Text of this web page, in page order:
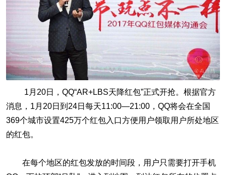
1月20日，QQ“AR+LBS天降红包”正式开抢。根据官方
消息，1月20日到24日每天11:00—21:00，QQ将会在全国
369个城市设置425万个红包入口方便用户领取用户所处地区
的红包。
在每个地区的红包发放的时间段，用户只需要打开手机